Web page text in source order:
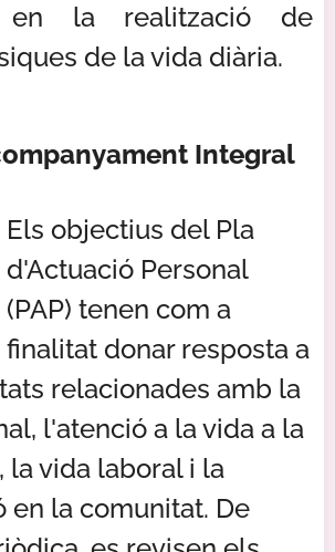
en la realització de
de la vida diària.
Integral
Els objectius del Pla
d'Actuació Personal
(PAP) tenen com a
finalitat donar resposta a
relacionades amb la
l'atenció a la vida a la
la vida laboral i la
en la comunitat. De